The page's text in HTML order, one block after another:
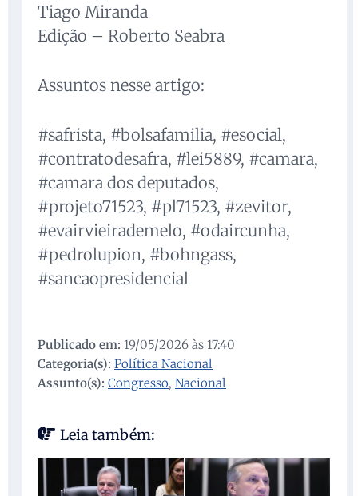
Tiago Miranda
Edição – Roberto Seabra
Assuntos nesse artigo:
#safrista, #bolsafamilia, #esocial,
#contratodesafra, #lei5889, #camara,
#camara dos deputados,
#projeto71523, #pl71523, #zevitor,
#evairvieirademelo, #odaircunha,
#pedrolupion, #bohngass,
#sancaopresidencial
Publicado em: 19/05/2026 às 17:40
Categoria(s): Política Nacional
Assunto(s): Congresso, Nacional
Leia também: